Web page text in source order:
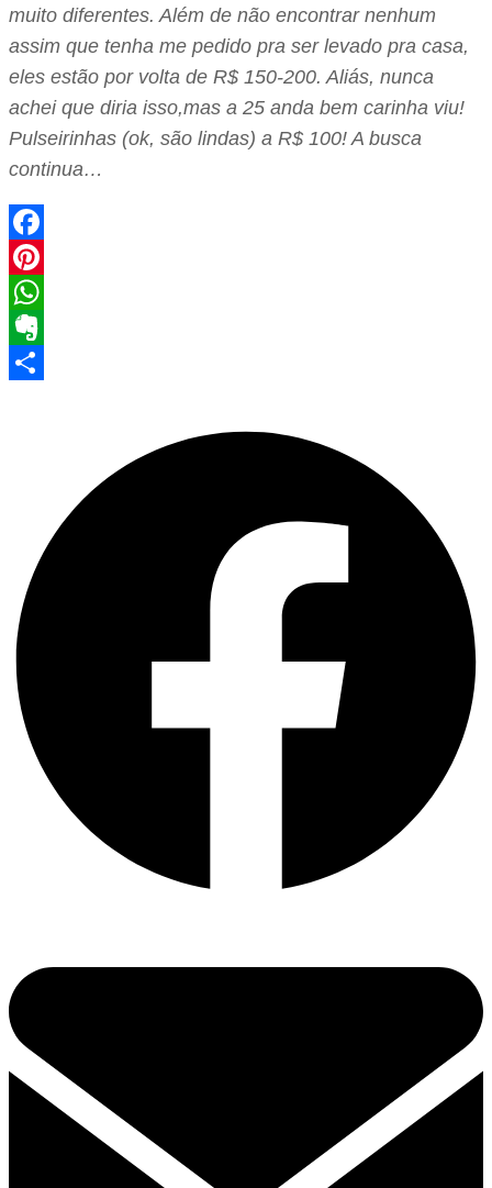
muito diferentes. Além de não encontrar nenhum
assim que tenha me pedido pra ser levado pra casa,
eles estão por volta de R$ 150-200. Aliás, nunca
achei que diria isso,mas a 25 anda bem carinha viu!
Pulseirinhas (ok, são lindas) a R$ 100! A busca
continua…
Facebook
Pinterest
WhatsApp
Evernote